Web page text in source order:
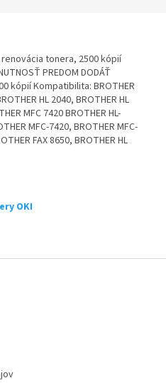
tonera, 2500 kópií
PREDOM DODÁŤ
kópií Kompatibilita: BROTHER
HL 2040, BROTHER HL
MFC 7420 BROTHER HL-
MFC-7420, BROTHER MFC-
FAX 8650, BROTHER HL
OKI